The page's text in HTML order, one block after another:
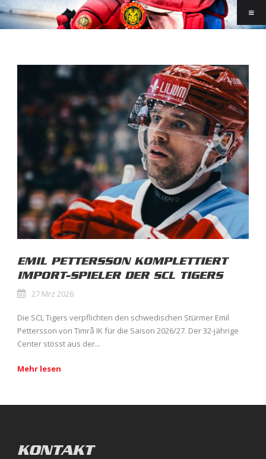
EMIL PETTERSSON KOMPLETTIERT
IMPORT-SPIELER DER SCL TIGERS
27 Mrz 2026
Die SCL Tigers verpflichten den schwedischen Stürmer Emil
Pettersson von Timrå IK für die Saison 2026/27. Der 32-jährige
Center stösst aus der...
Mehr lesen
KONTAKT